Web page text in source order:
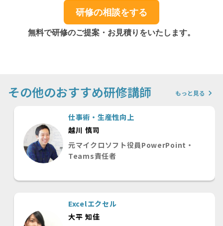
研修の相談をする
無料で研修のご提案・お見積りをいたします。
その他のおすすめ研修講師 もっと見る keyboard_arrow_right
仕事術・生産性向上
越川 慎司
元マイクロソフト役員PowerPoint・
Teams責任者
Excelエクセル
大平 知佳